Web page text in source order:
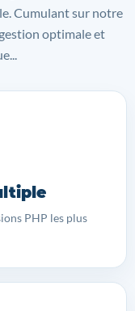
Cumulant sur notre
optimale et
PHP les plus